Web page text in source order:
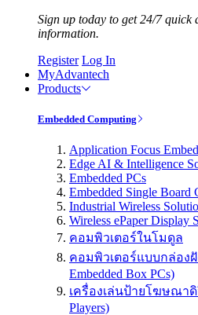
Sign up today to get 24/7 quick
information.
Register Log In
MyAdvantech
Products
Embedded Computing
Application Focus
Edge AI & Intelligence
Embedded PCs
Embedded Single Board
Industrial Wireless
Wireless ePaper Display
คอมพิวเตอร์ในโมดูล
คอมพิวเตอร์แบบกล่องฝัง
Embedded Box PCs)
เครื่องเล่นป้ายโฆษณาดิ
Players)